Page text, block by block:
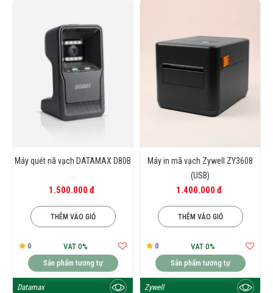
Máy quét nã vạch DATAMAX D80B
1.500.000 đ
THÊM VÀO GIỎ
0
VAT 0%
Sản phẩm tương tự
Datamax
Máy in mã vạch Zywell ZY3608
(USB)
1.400.000 đ
THÊM VÀO GIỎ
0
VAT 0%
Sản phẩm tương tự
Zywell